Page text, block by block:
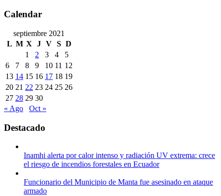
Calendar
septiembre 2021
L M X J V S D
1
2 3 4
5
6
7 8 9 10 11 12
13 14 15 16 17 18 19
20 21 22 23 24 25 26
27 28 29 30
« Ago
Oct »
Destacado
Inamhi alerta por calor intenso y radiación UV extrema: crece
el riesgo de incendios forestales en Ecuador
Funcionario del Municipio de Manta fue asesinado en ataque
armado